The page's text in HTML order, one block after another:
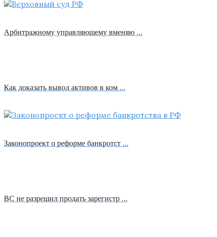
Арбитражному управляющему вменяю …
Как доказать вывод активов в ком …
Законопроект о реформе банкротст …
ВС не разрешил продать зарегистр …